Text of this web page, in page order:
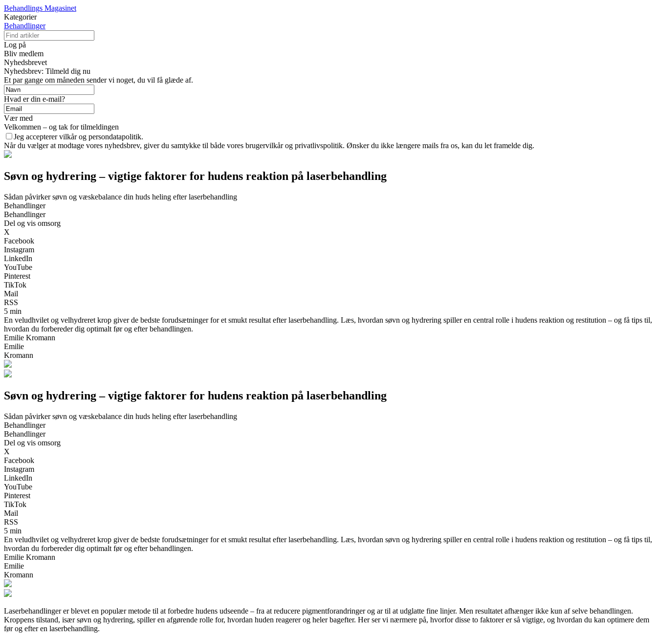
Behandlings Magasinet
Kategorier
Behandlinger
Log på
Bliv medlem
Nyhedsbrevet
Nyhedsbrev: Tilmeld dig nu
Et par gange om måneden sender vi noget, du vil få glæde af.
Hvad er din e-mail?
Vær med
Velkommen – og tak for tilmeldingen
Jeg accepterer vilkår og persondatapolitik.
Når du vælger at modtage vores nyhedsbrev, giver du samtykke til både vores brugervilkår og privatlivspolitik. Ønsker du ikke længere mails fra os, kan du let framelde dig.
Søvn og hydrering – vigtige faktorer for hudens reaktion på laserbehandling
Sådan påvirker søvn og væskebalance din huds heling efter laserbehandling
Behandlinger
Behandlinger
Del og vis omsorg
X
Facebook
Instagram
LinkedIn
YouTube
Pinterest
TikTok
Mail
RSS
5 min
En veludhvilet og velhydreret krop giver de bedste forudsætninger for et smukt resultat efter laserbehandling. Læs, hvordan søvn og hydrering spiller en central rolle i hudens reaktion og restitution – og få tips til,
hvordan du forbereder dig optimalt før og efter behandlingen.
Emilie Kromann
Emilie
Kromann
Søvn og hydrering – vigtige faktorer for hudens reaktion på laserbehandling
Sådan påvirker søvn og væskebalance din huds heling efter laserbehandling
Behandlinger
Behandlinger
Del og vis omsorg
X
Facebook
Instagram
LinkedIn
YouTube
Pinterest
TikTok
Mail
RSS
5 min
En veludhvilet og velhydreret krop giver de bedste forudsætninger for et smukt resultat efter laserbehandling. Læs, hvordan søvn og hydrering spiller en central rolle i hudens reaktion og restitution – og få tips til,
hvordan du forbereder dig optimalt før og efter behandlingen.
Emilie Kromann
Emilie
Kromann
Laserbehandlinger er blevet en populær metode til at forbedre hudens udseende – fra at reducere pigmentforandringer og ar til at udglatte fine linjer. Men resultatet afhænger ikke kun af selve behandlingen.
Kroppens tilstand, især søvn og hydrering, spiller en afgørende rolle for, hvordan huden reagerer og heler bagefter. Her ser vi nærmere på, hvorfor disse to faktorer er så vigtige, og hvordan du kan optimere dem
før og efter en laserbehandling.